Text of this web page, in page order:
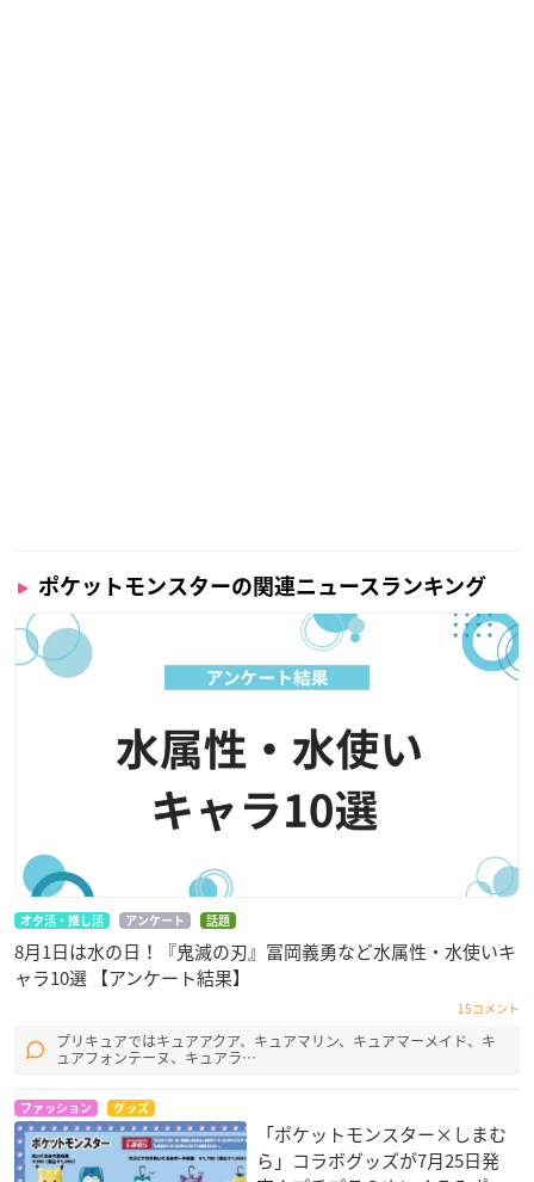
ポケットモンスターの関連ニュースランキング
オタ活・推し活 アンケート 話題
8月1日は水の日！『鬼滅の刃』冨岡義勇など水属性・水使いキ
ャラ10選 【アンケート結果】
15コメント
プリキュアではキュアアクア、キュアマリン、キュアマーメイド、キ
ュアフォンテーヌ、キュアラ…
ファッション グッズ
「ポケットモンスター×しまむ
ら」コラボグッズが7月25日発